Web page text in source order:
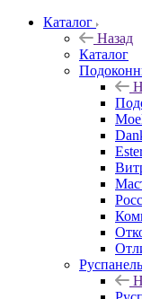
Каталог
Назад
Каталог
Руспанель